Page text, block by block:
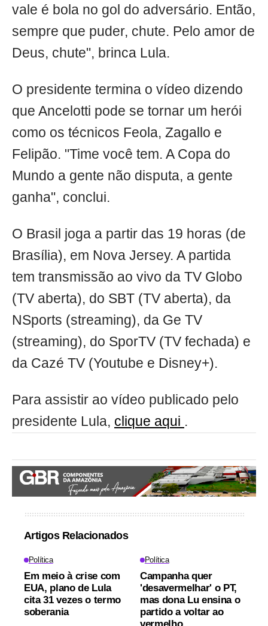
vale é bola no gol do adversário. Então,
sempre que puder, chute. Pelo amor de
Deus, chute", brinca Lula.
O presidente termina o vídeo dizendo
que Ancelotti pode se tornar um herói
como os técnicos Feola, Zagallo e
Felipão. "Time você tem. A Copa do
Mundo a gente não disputa, a gente
ganha", conclui.
O Brasil joga a partir das 19 horas (de
Brasília), em Nova Jersey. A partida
tem transmissão ao vivo da TV Globo
(TV aberta), do SBT (TV aberta), da
NSports (streaming), da Ge TV
(streaming), do SporTV (TV fechada) e
da Cazé TV (Youtube e Disney+).
Para assistir ao vídeo publicado pelo
presidente Lula, clique aqui .
Artigos Relacionados
Política
Em meio à crise com
EUA, plano de Lula
cita 31 vezes o termo
soberania
Política
Campanha quer
'desavermelhar' o PT,
mas dona Lu ensina o
partido a voltar ao